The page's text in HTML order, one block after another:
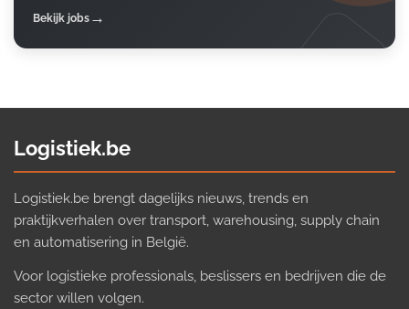
Bekijk jobs
Logistiek.be
Logistiek.be brengt dagelijks nieuws, trends en
praktijkverhalen over transport, warehousing, supply chain
en automatisering in België.
Voor logistieke professionals, beslissers en bedrijven die de
sector willen volgen.